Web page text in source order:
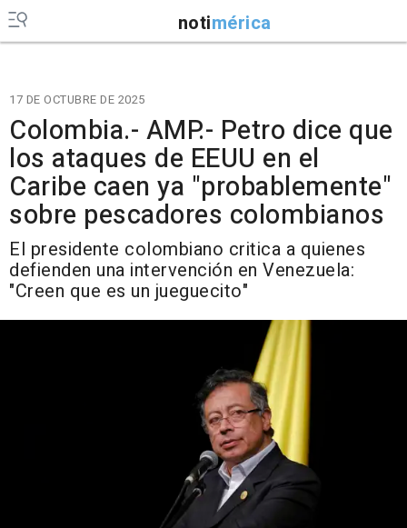
notimérica
17 DE OCTUBRE DE 2025
Colombia.- AMP.- Petro dice que
los ataques de EEUU en el
Caribe caen ya "probablemente"
sobre pescadores colombianos
El presidente colombiano critica a quienes
defienden una intervención en Venezuela:
"Creen que es un jueguecito"